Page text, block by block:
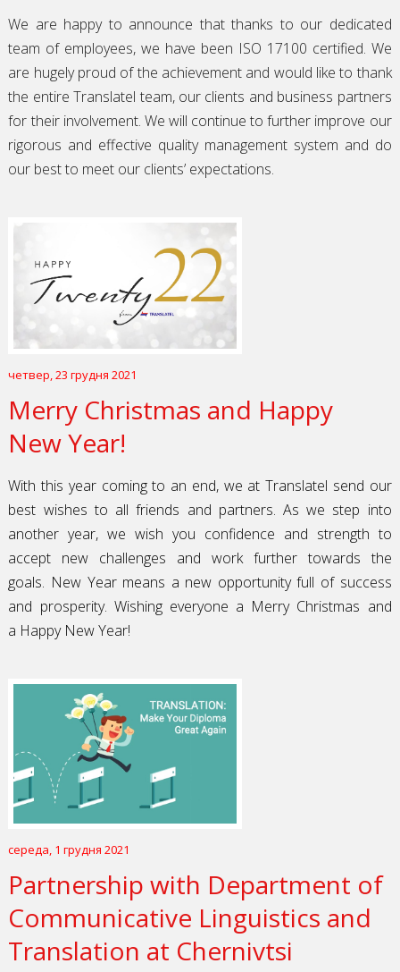
We are happy to announce that thanks to our dedicated
team of employees, we have been ISO 17100 certified. We
are hugely proud of the achievement and would like to thank
the entire Translatel team, our clients and business partners
for their involvement. We will continue to further improve our
rigorous and effective quality management system and do
our best to meet our clients’ expectations.
четвер, 23 грудня 2021
Merry Christmas and Happy
New Year!
With this year coming to an end, we at Translatel send our
best wishes to all friends and partners. As we step into
another year, we wish you confidence and strength to
accept new challenges and work further towards the
goals. New Year means a new opportunity full of success
and prosperity. Wishing everyone a Merry Christmas and
a Happy New Year!
середа, 1 грудня 2021
Partnership with Department of
Communicative Linguistics and
Translation at Chernivtsi